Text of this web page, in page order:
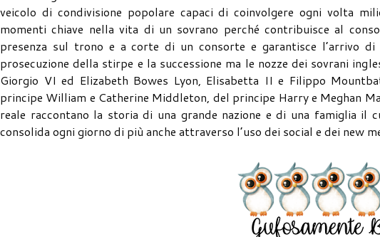
veicolo di condivisione popolare capaci di coinvolgere ogni volta
momenti chiave nella vita di un sovrano perché contribuisce al
presenza sul trono e a corte di un consorte e garantisce l’arrivo di
prosecuzione della stirpe e la successione ma le nozze dei sovrani
Giorgio VI ed Elizabeth Bowes Lyon, Elisabetta II e Filippo
principe William e Catherine Middleton, del principe Harry e Meghan
reale raccontano la storia di una grande nazione e di una famiglia il
consolida ogni giorno di più anche attraverso l’uso dei social e dei new